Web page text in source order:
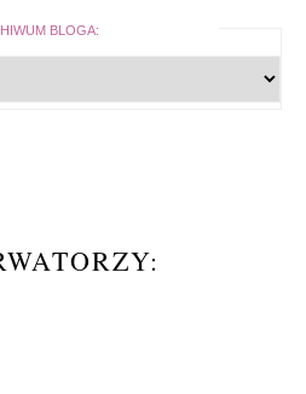
BLOGA: